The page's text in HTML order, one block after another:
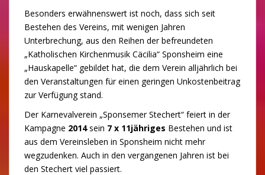
Besonders erwähnenswert ist noch, dass sich seit
Bestehen des Vereins, mit wenigen Jahren
Unterbrechung, aus den Reihen der befreundeten
„Katholischen Kirchenmusik Cäcilia“ Sponsheim eine
„Hauskapelle“ gebildet hat, die dem Verein alljährlich bei
den Veranstaltungen für einen geringen Unkostenbeitrag
zur Verfügung stand.
Der Karnevalverein „Sponsemer Stechert“ feiert in der
Kampagne 2014sein 7 x 11jähriges Bestehen und ist
aus dem Vereinsleben in Sponsheim nicht mehr
wegzudenken. Auch in den vergangenen Jahren ist bei
den Stechert viel passiert.